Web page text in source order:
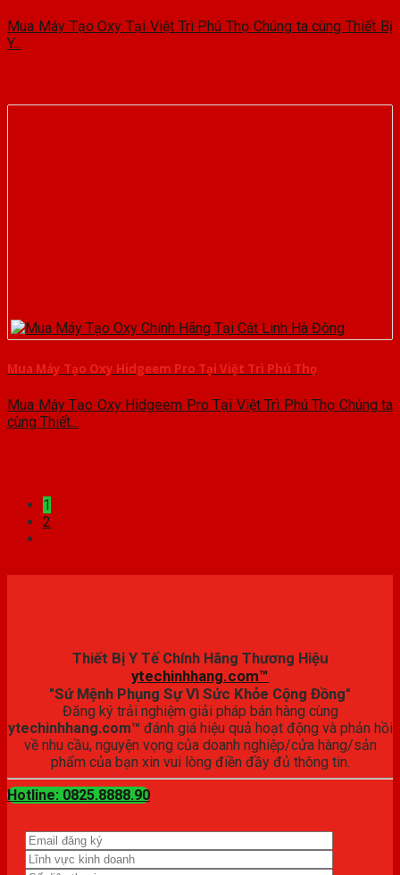
Mua Máy Tạo Oxy Tại Việt Trì Phú Thọ Chúng ta cùng Thiết Bị
Y...
Mua Máy Tạo Oxy Hidgeem Pro Tại Việt Trì Phú Thọ
Mua Máy Tạo Oxy Hidgeem Pro Tại Việt Trì Phú Thọ Chúng ta
cùng Thiết...
1
2
Thiết Bị Y Tế Chính Hãng Thương Hiệu
ytechinhhang.com™
"Sứ Mệnh Phụng Sự Vì Sức Khỏe Cộng Đồng"
Đăng ký trải nghiệm giải pháp bán hàng cùng
ytechinhhang.com™ đánh giá hiệu quả hoạt động và phản hồi
về nhu cầu, nguyện vọng của doanh nghiệp/cửa hàng/sản
phẩm của bạn xin vui lòng điền đầy đủ thông tin.
Hotline: 0825.8888.90